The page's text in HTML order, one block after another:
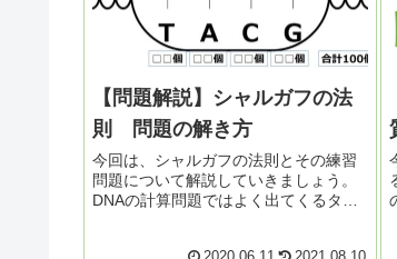
【問題解説】シャルガフの法
則 問題の解き方
今回は、シャルガフの法則とその練習
問題について解説していきましょう。
DNAの計算問題ではよく出てくるタイ